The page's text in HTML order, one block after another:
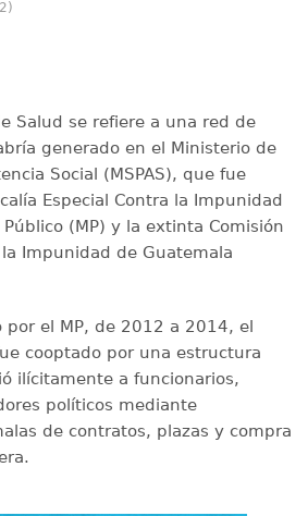
Salud se refiere a una red de
generado en el Ministerio de
Social (MSPAS), que fue
Especial Contra la Impunidad
(MP) y la extinta Comisión
Impunidad de Guatemala
por el MP, de 2012 a 2014, el
cooptado por una estructura
ilícitamente a funcionarios,
políticos mediante
de contratos, plazas y compra